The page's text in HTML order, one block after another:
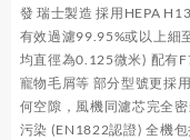
發 瑞士製造 採用HEPA
有效過濾99.95%或以上細
均直徑為0.125微米) 配有
寵物毛屑等 部分型號更採
何空隙，風機同濾芯完全
污染 (EN1822認證) 全機